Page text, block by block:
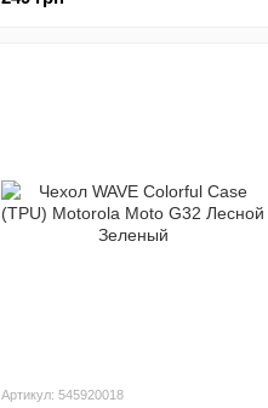
Артикул: 545920018